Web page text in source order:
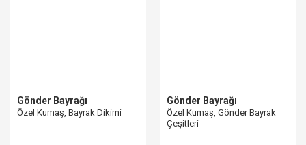
Gönder Bayrağı
Özel Kumaş, Bayrak Dikimi
Gönder Bayrağı
Özel Kumaş, Gönder Bayrak
Çeşitleri